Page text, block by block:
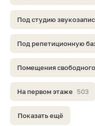
Под студию
Под репетиционную
Помещения
На первом этаже 503
Показать ещё